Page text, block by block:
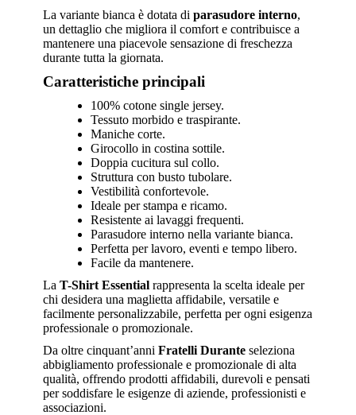
La variante bianca è dotata di parasudore interno,
un dettaglio che migliora il comfort e contribuisce a
mantenere una piacevole sensazione di freschezza
durante tutta la giornata.
Caratteristiche principali
100% cotone single jersey.
Tessuto morbido e traspirante.
Maniche corte.
Girocollo in costina sottile.
Doppia cucitura sul collo.
Struttura con busto tubolare.
Vestibilità confortevole.
Ideale per stampa e ricamo.
Resistente ai lavaggi frequenti.
Parasudore interno nella variante bianca.
Perfetta per lavoro, eventi e tempo libero.
Facile da mantenere.
La T-Shirt Essential rappresenta la scelta ideale per
chi desidera una maglietta affidabile, versatile e
facilmente personalizzabile, perfetta per ogni esigenza
professionale o promozionale.
Da oltre cinquant’anni Fratelli Durante seleziona
abbigliamento professionale e promozionale di alta
qualità, offrendo prodotti affidabili, durevoli e pensati
per soddisfare le esigenze di aziende, professionisti e
associazioni.